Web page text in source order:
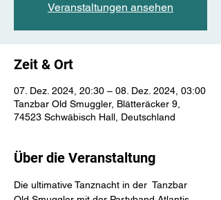
Veranstaltungen ansehen
Zeit & Ort
07. Dez. 2024, 20:30 – 08. Dez. 2024, 03:00
Tanzbar Old Smuggler, Blätteräcker 9,
74523 Schwäbisch Hall, Deutschland
Über die Veranstaltung
Die ultimative Tanznacht in der  Tanzbar